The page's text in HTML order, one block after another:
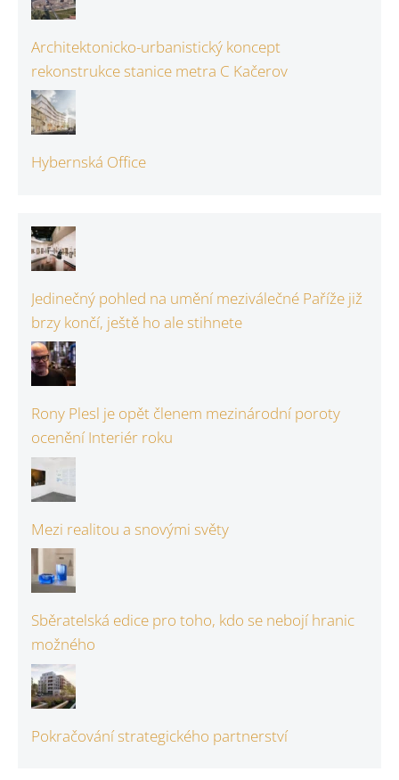
Architektonicko-urbanistický koncept
rekonstrukce stanice metra C Kačerov
Hybernská Office
Jedinečný pohled na umění meziválečné Paříže již
brzy končí, ještě ho ale stihnete
Rony Plesl je opět členem mezinárodní poroty
ocenění Interiér roku
Mezi realitou a snovými světy
Sběratelská edice pro toho, kdo se nebojí hranic
možného
Pokračování strategického partnerství